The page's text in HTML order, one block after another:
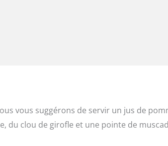
vous suggérons de servir un jus de
du clou de girofle et une pointe de